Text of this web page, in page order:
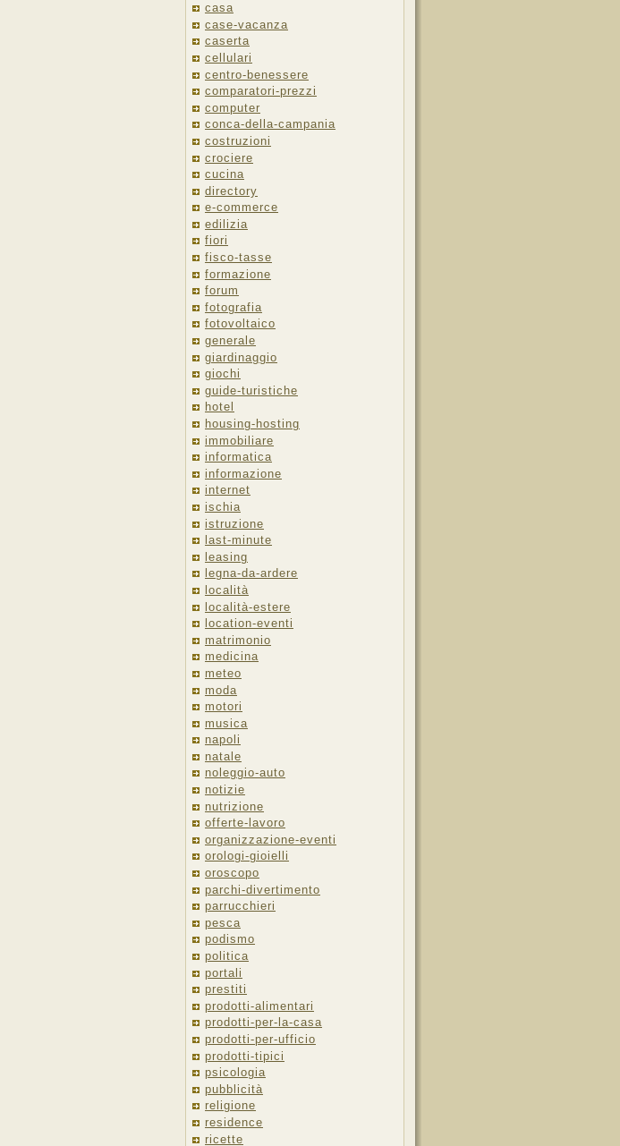
casa
case-vacanza
caserta
cellulari
centro-benessere
comparatori-prezzi
computer
conca-della-campania
costruzioni
crociere
cucina
directory
e-commerce
edilizia
fiori
fisco-tasse
formazione
forum
fotografia
fotovoltaico
generale
giardinaggio
giochi
guide-turistiche
hotel
housing-hosting
immobiliare
informatica
informazione
internet
ischia
istruzione
last-minute
leasing
legna-da-ardere
località
località-estere
location-eventi
matrimonio
medicina
meteo
moda
motori
musica
napoli
natale
noleggio-auto
notizie
nutrizione
offerte-lavoro
organizzazione-eventi
orologi-gioielli
oroscopo
parchi-divertimento
parrucchieri
pesca
podismo
politica
portali
prestiti
prodotti-alimentari
prodotti-per-la-casa
prodotti-per-ufficio
prodotti-tipici
psicologia
pubblicità
religione
residence
ricette